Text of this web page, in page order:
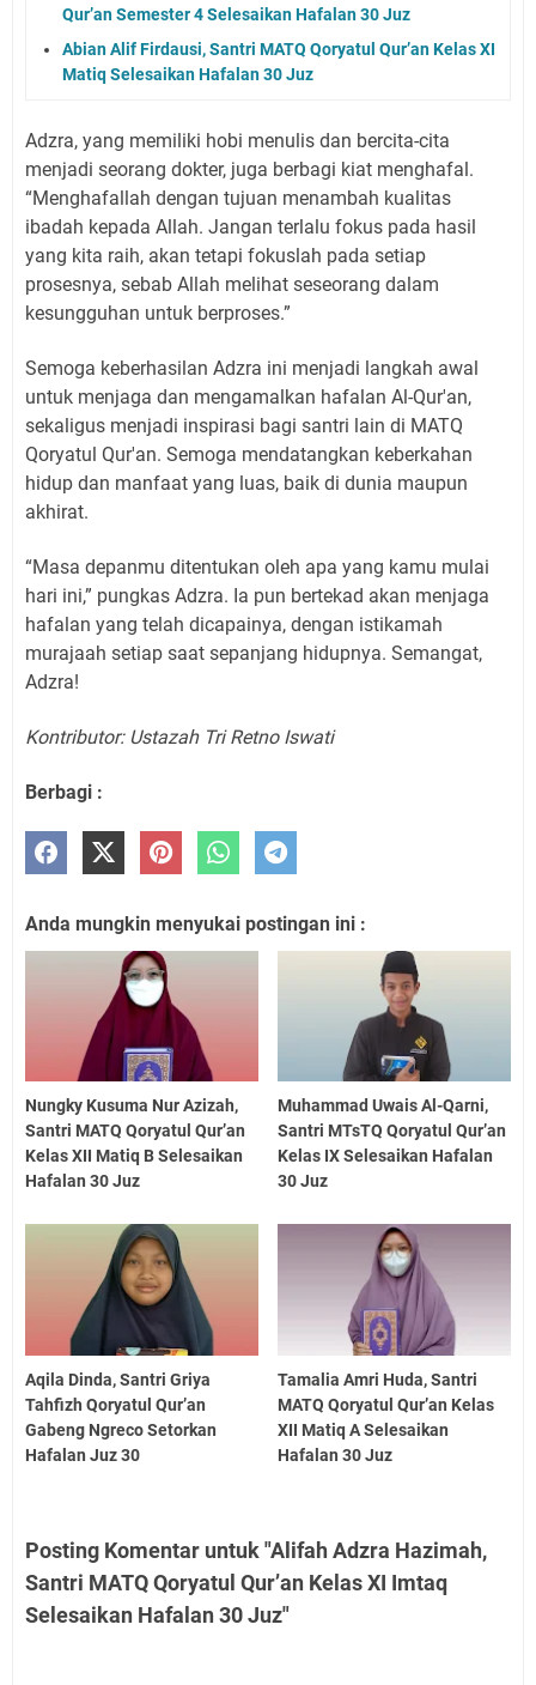
Qur’an Semester 4 Selesaikan Hafalan 30 Juz
Abian Alif Firdausi, Santri MATQ Qoryatul Qur’an Kelas XI
Matiq Selesaikan Hafalan 30 Juz
Adzra, yang memiliki hobi menulis dan bercita-cita
menjadi seorang dokter, juga berbagi kiat menghafal.
“Menghafallah dengan tujuan menambah kualitas
ibadah kepada Allah. Jangan terlalu fokus pada hasil
yang kita raih, akan tetapi fokuslah pada setiap
prosesnya, sebab Allah melihat seseorang dalam
kesungguhan untuk berproses.”
Semoga keberhasilan Adzra ini menjadi langkah awal
untuk menjaga dan mengamalkan hafalan Al-Qur'an,
sekaligus menjadi inspirasi bagi santri lain di MATQ
Qoryatul Qur'an. Semoga mendatangkan keberkahan
hidup dan manfaat yang luas, baik di dunia maupun
akhirat.
“Masa depanmu ditentukan oleh apa yang kamu mulai
hari ini,” pungkas Adzra. Ia pun bertekad akan menjaga
hafalan yang telah dicapainya, dengan istikamah
murajaah setiap saat sepanjang hidupnya. Semangat,
Adzra!
Kontributor: Ustazah Tri Retno Iswati
Berbagi :
Anda mungkin menyukai postingan ini :
Nungky Kusuma Nur Azizah,
Santri MATQ Qoryatul Qur’an
Kelas XII Matiq B Selesaikan
Hafalan 30 Juz
Muhammad Uwais Al-Qarni,
Santri MTsTQ Qoryatul Qur’an
Kelas IX Selesaikan Hafalan
30 Juz
Aqila Dinda, Santri Griya
Tahfizh Qoryatul Qur’an
Gabeng Ngreco Setorkan
Hafalan Juz 30
Tamalia Amri Huda, Santri
MATQ Qoryatul Qur’an Kelas
XII Matiq A Selesaikan
Hafalan 30 Juz
Posting Komentar untuk "Alifah Adzra Hazimah,
Santri MATQ Qoryatul Qur’an Kelas XI Imtaq
Selesaikan Hafalan 30 Juz"